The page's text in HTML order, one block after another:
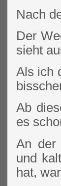
Nach
Der
sieht
Als ich
Ab
es
An der
und
hat,